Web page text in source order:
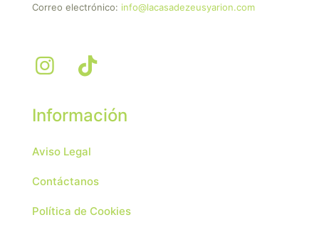
Correo electrónico: info@lacasadezeusyarion.com
Información
Aviso Legal
Contáctanos
Política de Cookies